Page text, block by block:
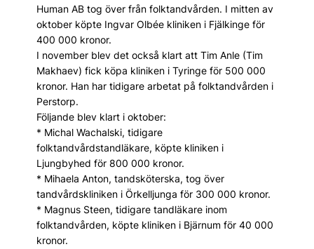
Human AB tog över från folktandvården. I mitten av
oktober köpte Ingvar Olbée kliniken i Fjälkinge för
400 000 kronor.
I november blev det också klart att Tim Anle (Tim
Makhaev) fick köpa kliniken i Tyringe för 500 000
kronor. Han har tidigare arbetat på folktandvården i
Perstorp.
Följande blev klart i oktober:
* Michal Wachalski, tidigare
folktandvårdstandläkare, köpte kliniken i
Ljungbyhed för 800 000 kronor.
* Mihaela Anton, tandsköterska, tog över
tandvårdskliniken i Örkelljunga för 300 000 kronor.
* Magnus Steen, tidigare tandläkare inom
folktandvården, köpte kliniken i Bjärnum för 40 000
kronor.